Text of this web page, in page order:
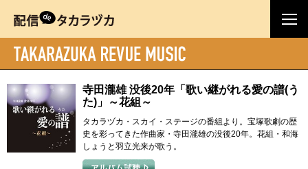
寺田瀧雄 没後20年「歌い継がれる愛の譜(う
た)」～花組～
タカラヅカ・スカイ・ステージの番組より。宝塚歌劇の歴
史を彩ってきた作曲家・寺田瀧雄の没後20年。花組・和海
しょうと羽立光来が歌う。